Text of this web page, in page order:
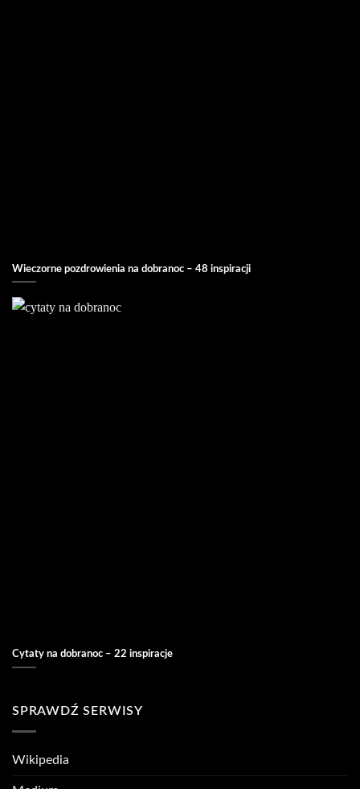
Wieczorne pozdrowienia na dobranoc – 48 inspiracji
Cytaty na dobranoc – 22 inspiracje
SPRAWDŹ SERWISY
Wikipedia